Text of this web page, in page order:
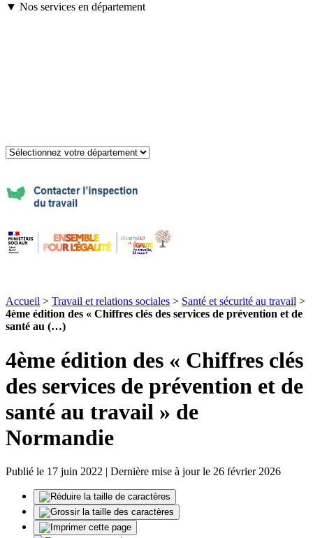
▼ Nos services en département
Accueil > Travail et relations sociales > Santé et sécurité au travail >
4ème édition des « Chiffres clés des services de prévention et de
santé au (…)
4ème édition des « Chiffres clés
des services de prévention et de
santé au travail » de
Normandie
Publié le 17 juin 2022 | Dernière mise à jour le 26 février 2026